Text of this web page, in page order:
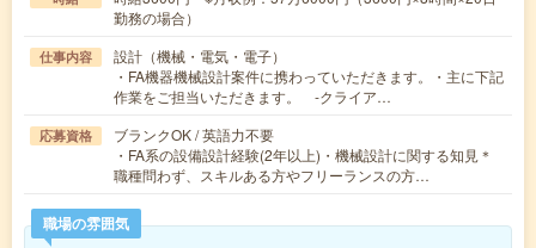
勤務の場合）
仕事内容
設計（機械・電気・電子）
・FA機器機械設計案件に携わっていただきます。・主に下記
作業をご担当いただきます。 -クライア…
応募資格
ブランクOK / 英語力不要
・FA系の設備設計経験(2年以上)・機械設計に関する知見＊
職種問わず、スキルある方やフリーランスの方…
職場の雰囲気